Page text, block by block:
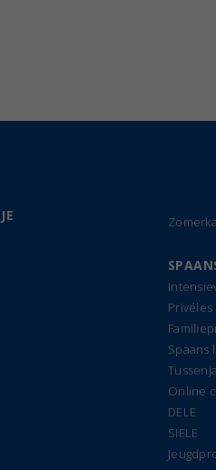
Privéles
Spaans
Online
DELE
SIELE